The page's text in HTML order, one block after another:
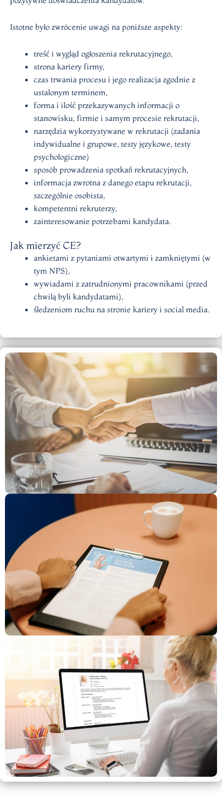
Istotne było zwrócenie uwagi na poniższe aspekty:
treść i wygląd ogłoszenia rekrutacyjnego,
strona kariery firmy,
czas trwania procesu i jego realizacja zgodnie z
ustalonym terminem,
forma i ilość przekazywanych informacji o
stanowisku, firmie i samym procesie rekrutacji,
narzędzia wykorzystywane w rekrutacji (zadania
indywidualne i grupowe, testy językowe, testy
psychologiczne)
sposób prowadzenia spotkań rekrutacyjnych,
informacja zwrotna z danego etapu rekrutacji,
szczególnie osobista,
kompetentni rekruterzy,
zainteresowanie potrzebami kandydata.
Jak mierzyć CE?
ankietami z pytaniami otwartymi i zamkniętymi (w
tym NPS),
wywiadami z zatrudnionymi pracownikami (przed
chwilą byli kandydatami),
śledzeniom ruchu na stronie kariery i social media.